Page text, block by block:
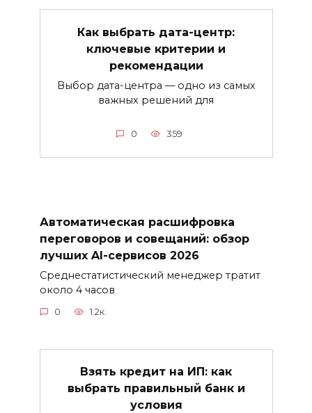
Как выбрать дата-центр:
ключевые критерии и
рекомендации
Выбор дата-центра — одно из самых
важных решений для
0 359
Автоматическая расшифровка
переговоров и совещаний: обзор
лучших AI-сервисов 2026
Среднестатистический менеджер тратит
около 4 часов
0 1.2к.
Взять кредит на ИП: как
выбрать правильный банк и
условия